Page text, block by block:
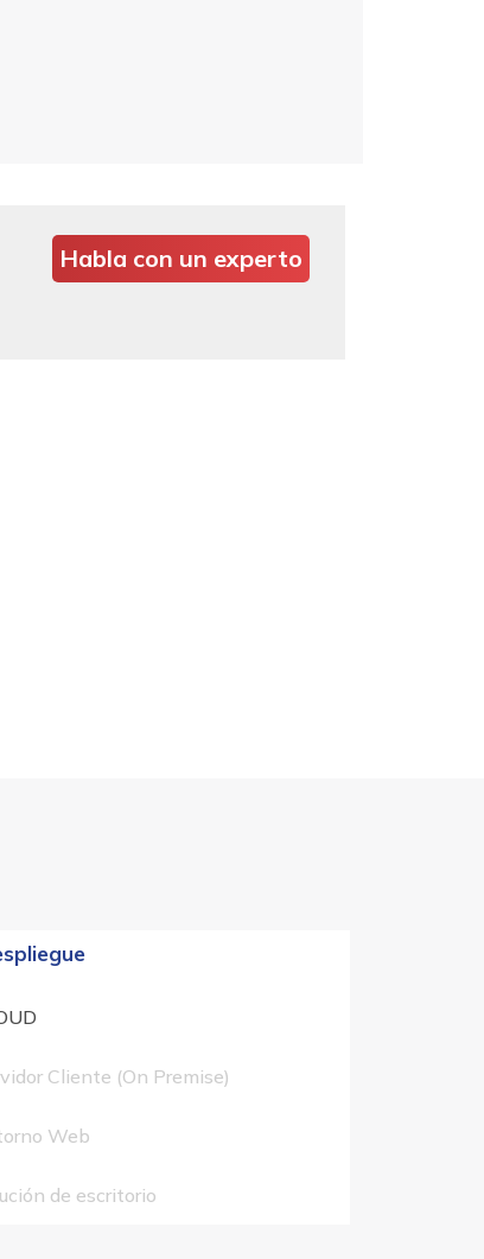
Habla con un experto
Cliente (On Premise)
Web
de escritorio